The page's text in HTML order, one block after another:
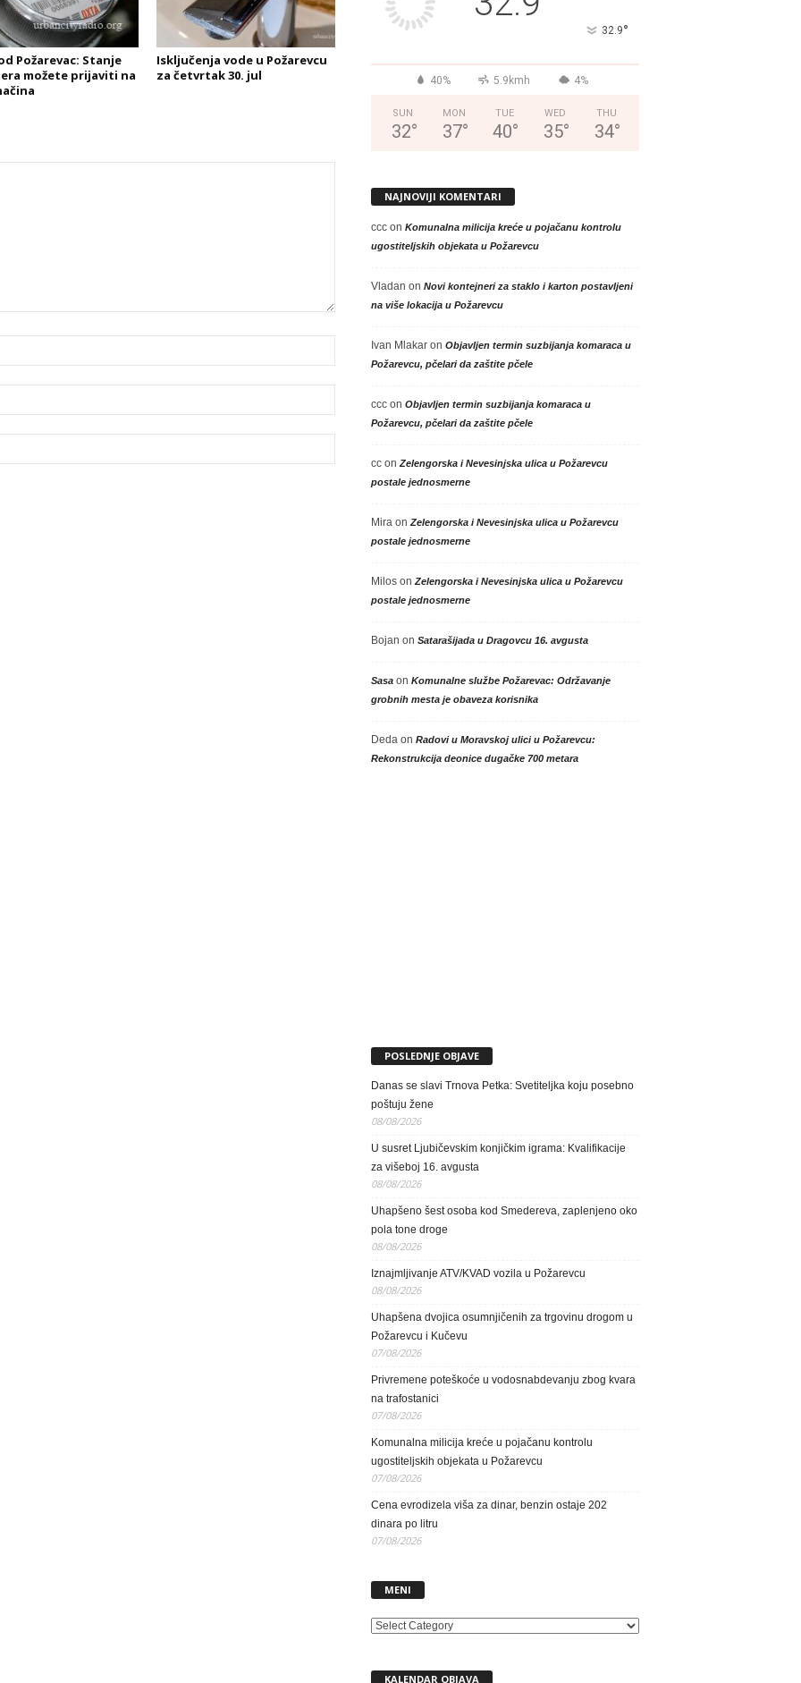
Požarevac: Stanje
možete prijaviti na
Isključenja vode u Požarevcu
za četvrtak 30. jul
32.9°
40% 5.9kmh 4%
SUN
32°
MON
37°
TUE
40°
WED
35°
THU
34°
NAJNOVIJI KOMENTARI
cccon Komunalna milicija kreće u pojačanu kontrolu
ugostiteljskih objekata u Požarevcu
Vladan on Novi kontejneri za staklo i karton postavljeni
na više lokacija u Požarevcu
Ivan Mlakaron Objavljen termin suzbijanja komaraca u
Požarevcu, pčelari da zaštite pčele
cccon Objavljen termin suzbijanja komaraca u
Požarevcu, pčelari da zaštite pčele
cconZelengorska i Nevesinjska ulica u Požarevcu
postale jednosmerne
MiraonZelengorska i Nevesinjska ulica u Požarevcu
postale jednosmerne
MilosonZelengorska i Nevesinjska ulica u Požarevcu
postale jednosmerne
Bojan on Satarašijada u Dragovcu 16. avgusta
Sasaon Komunalne službe Požarevac: Održavanje
grobnih mesta je obaveza korisnika
Dedaon Radovi u Moravskoj ulici u Požarevcu:
Rekonstrukcija deonice dugačke 700 metara
POSLEDNJE OBJAVE
Danas se slavi Trnova Petka: Svetiteljka koju posebno
poštuju žene
08/08/2026
U susret Ljubičevskim konjičkim igrama: Kvalifikacije
za višeboj 16. avgusta
08/08/2026
Uhapšeno šest osoba kod Smedereva, zaplenjeno oko
pola tone droge
08/08/2026
Iznajmljivanje ATV/KVAD vozila u Požarevcu
08/08/2026
Uhapšena dvojica osumnjičenih za trgovinu drogom u
Požarevcu i Kučevu
07/08/2026
Privremene poteškoće u vodosnabdevanju zbog kvara
na trafostanici
07/08/2026
Komunalna milicija kreće u pojačanu kontrolu
ugostiteljskih objekata u Požarevcu
07/08/2026
Cena evrodizela viša za dinar, benzin ostaje 202
dinara po litru
07/08/2026
MENI
MENI
KALENDAR OBJAVA